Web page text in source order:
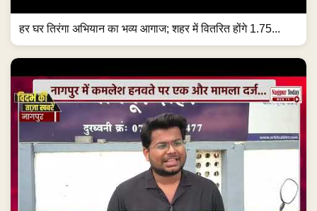
हर घर तिरंगा अभियान का भव्य आगाज; शहर में वितरित होंगे 1.75...